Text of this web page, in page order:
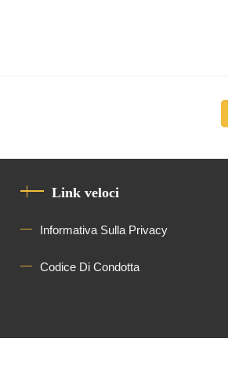
Link veloci
Informativa Sulla Privacy
Codice Di Condotta